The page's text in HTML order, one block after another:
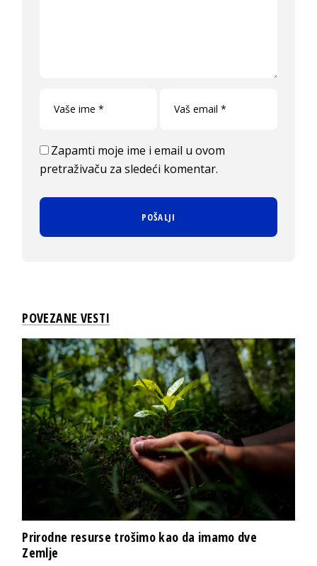
Zapamti moje ime i email u ovom
pretraživaču za sledeći komentar.
POVEZANE VESTI
Prirodne resurse trošimo kao da imamo dve
Zemlje